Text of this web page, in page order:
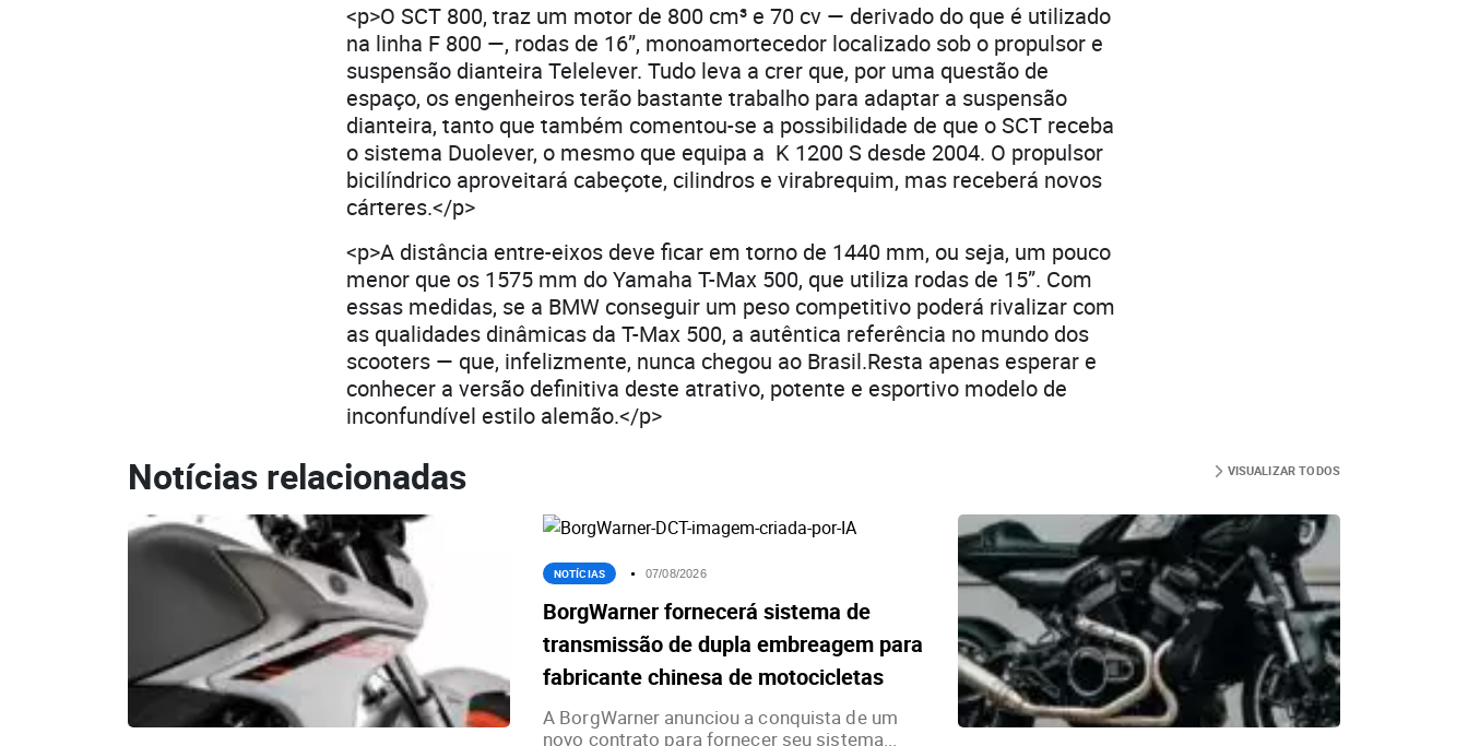
<p>O SCT 800, traz um motor de 800 cm³ e 70 cv — derivado do que é utilizado
na linha F 800 —, rodas de 16”, monoamortecedor localizado sob o propulsor e
suspensão dianteira Telelever. Tudo leva a crer que, por uma questão de
espaço, os engenheiros terão bastante trabalho para adaptar a suspensão
dianteira, tanto que também comentou-se a possibilidade de que o SCT receba
o sistema Duolever, o mesmo que equipa a K 1200 S desde 2004. O propulsor
bicilíndrico aproveitará cabeçote, cilindros e virabrequim, mas receberá novos
cárteres.</p>
<p>A distância entre-eixos deve ficar em torno de 1440 mm, ou seja, um pouco
menor que os 1575 mm do Yamaha T-Max 500, que utiliza rodas de 15”. Com
essas medidas, se a BMW conseguir um peso competitivo poderá rivalizar com
as qualidades dinâmicas da T-Max 500, a autêntica referência no mundo dos
scooters — que, infelizmente, nunca chegou ao Brasil.Resta apenas esperar e
conhecer a versão definitiva deste atrativo, potente e esportivo modelo de
inconfundível estilo alemão.</p>
Notícias relacionadas VISUALIZAR TODOS
NOTÍCIAS 07/08/2026
BorgWarner fornecerá sistema de
transmissão de dupla embreagem para
fabricante chinesa de motocicletas
A BorgWarner anunciou a conquista de um
novo contrato para fornecer seu sistema...